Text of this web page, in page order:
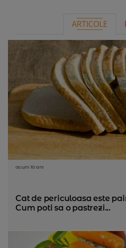
ARTICOLE
acum 10 ani
Cat de periculoasa este
Cum poti sa o pastrezi...